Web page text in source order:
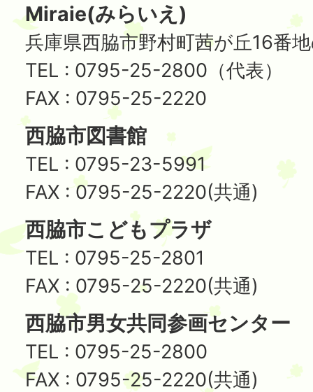
Miraie(みらいえ)
兵庫県西脇市野村町茜が丘16番
TEL : 0795-25-2800（代表）
FAX : 0795-25-2220
西脇市図書館
TEL : 0795-23-5991
FAX : 0795-25-2220(共通)
西脇市こどもプラザ
TEL : 0795-25-2801
FAX : 0795-25-2220(共通)
西脇市男女共同参画センター
TEL : 0795-25-2800
FAX : 0795-25-2220(共通)